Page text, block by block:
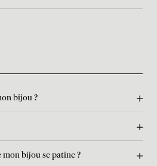
bijou ?
bijou se patine ?